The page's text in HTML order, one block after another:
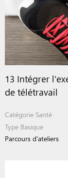
13 Intégrer
de télétravail
Catégorie Santé
Type Basique
Parcours d'ateliers